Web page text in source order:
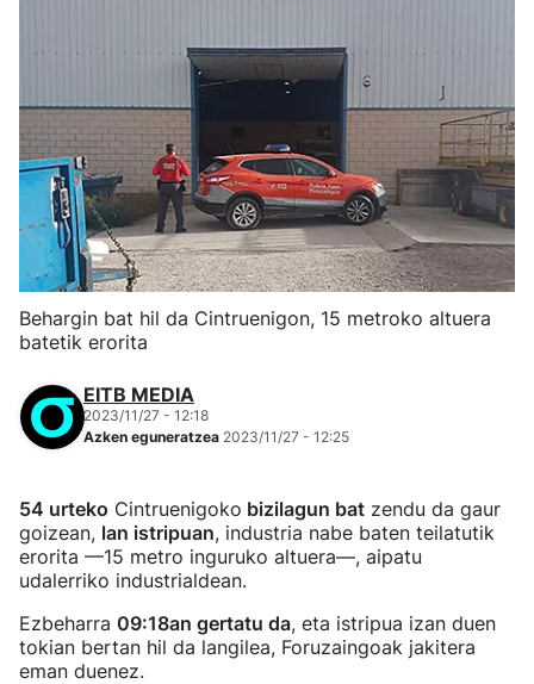
Behargin bat hil da Cintruenigon, 15 metroko altuera
batetik erorita
EITB MEDIA
2023/11/27 - 12:18
Azken eguneratzea 2023/11/27 - 12:25
54 urteko Cintruenigoko bizilagun bat zendu da gaur
goizean, lan istripuan, industria nabe baten teilatutik
erorita —15 metro inguruko altuera—, aipatu
udalerriko industrialdean.
Ezbeharra 09:18an gertatu da, eta istripua izan duen
tokian bertan hil da langilea, Foruzaingoak jakitera
eman duenez.